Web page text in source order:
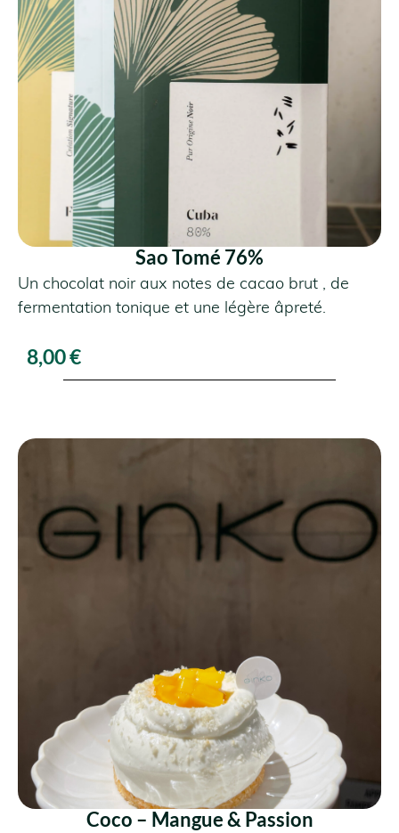
Sao Tomé 76%
Un chocolat noir aux notes de cacao brut , de
fermentation tonique et une légère âpreté.
8,00€
VOIR LE PRODUIT
Coco – Mangue & Passion